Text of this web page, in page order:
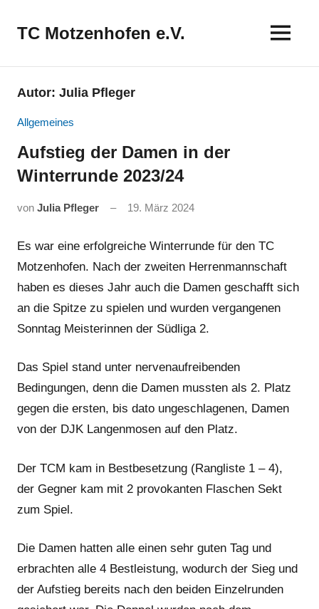
InhaltTC Motzenhofen e.V.
Autor: Julia Pfleger
Allgemeines
Aufstieg der Damen in der
Winterrunde 2023/24
von Julia Pfleger 19. März 2024
Es war eine erfolgreiche Winterrunde für den TC
Motzenhofen. Nach der zweiten Herrenmannschaft
haben es dieses Jahr auch die Damen geschafft sich
an die Spitze zu spielen und wurden vergangenen
Sonntag Meisterinnen der Südliga 2.
Das Spiel stand unter nervenaufreibenden
Bedingungen, denn die Damen mussten als 2. Platz
gegen die ersten, bis dato ungeschlagenen, Damen
von der DJK Langenmosen auf den Platz.
Der TCM kam in Bestbesetzung (Rangliste 1 – 4),
der Gegner kam mit 2 provokanten Flaschen Sekt
zum Spiel.
Die Damen hatten alle einen sehr guten Tag und
erbrachten alle 4 Bestleistung, wodurch der Sieg und
der Aufstieg bereits nach den beiden Einzelrunden